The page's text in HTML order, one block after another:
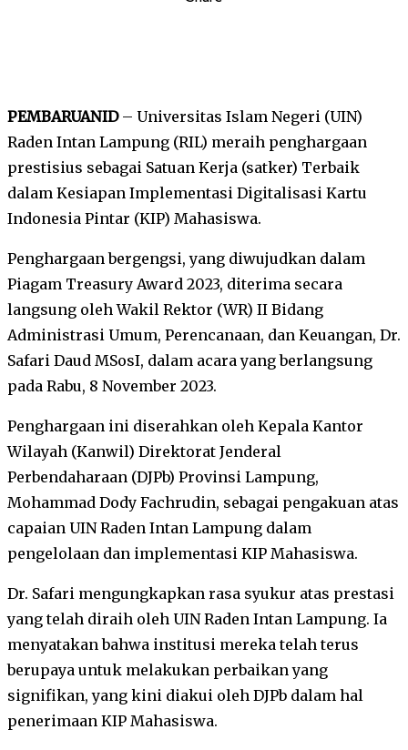
PEMBARUANID– Universitas Islam Negeri (UIN)
Raden Intan Lampung (RIL) meraih penghargaan
prestisius sebagai Satuan Kerja (satker) Terbaik
dalam Kesiapan Implementasi Digitalisasi Kartu
Indonesia Pintar (KIP) Mahasiswa.
Penghargaan bergengsi, yang diwujudkan dalam
Piagam Treasury Award 2023, diterima secara
langsung oleh Wakil Rektor (WR) II Bidang
Administrasi Umum, Perencanaan, dan Keuangan, Dr.
Safari Daud MSosI, dalam acara yang berlangsung
pada Rabu, 8 November 2023.
Penghargaan ini diserahkan oleh Kepala Kantor
Wilayah (Kanwil) Direktorat Jenderal
Perbendaharaan (DJPb) Provinsi Lampung,
Mohammad Dody Fachrudin, sebagai pengakuan atas
capaian UIN Raden Intan Lampung dalam
pengelolaan dan implementasi KIP Mahasiswa.
Dr. Safari mengungkapkan rasa syukur atas prestasi
yang telah diraih oleh UIN Raden Intan Lampung. Ia
menyatakan bahwa institusi mereka telah terus
berupaya untuk melakukan perbaikan yang
signifikan, yang kini diakui oleh DJPb dalam hal
penerimaan KIP Mahasiswa.